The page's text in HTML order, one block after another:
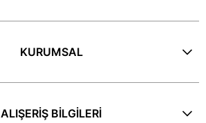
KURUMSAL
ALIŞERİŞ BİLGİLERİ